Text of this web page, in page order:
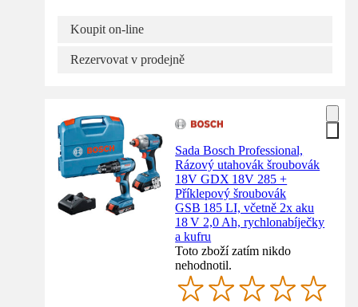
Koupit on-line
Rezervovat v prodejně
Sada Bosch Professional,
Rázový utahovák šroubovák
18V GDX 18V 285 +
Příklepový šroubovák
GSB 185 LI, včetně 2x aku
18 V 2,0 Ah, rychlonabíječky
a kufru
Toto zboží zatím nikdo
nehodnotil.